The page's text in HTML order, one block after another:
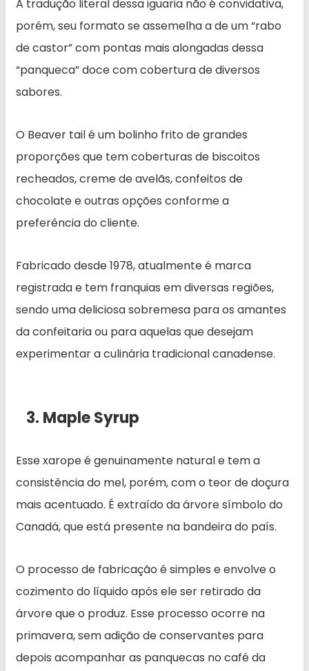
A tradução literal dessa iguaria não é convidativa,
porém, seu formato se assemelha a de um “rabo
de castor” com pontas mais alongadas dessa
“panqueca” doce com cobertura de diversos
sabores.
O Beaver tail é um bolinho frito de grandes
proporções que tem coberturas de biscoitos
recheados, creme de avelãs, confeitos de
chocolate e outras opções conforme a
preferência do cliente.
Fabricado desde 1978, atualmente é marca
registrada e tem franquias em diversas regiões,
sendo uma deliciosa sobremesa para os amantes
da confeitaria ou para aquelas que desejam
experimentar a culinária tradicional canadense.
3. Maple Syrup
Esse xarope é genuinamente natural e tem a
consistência do mel, porém, com o teor de doçura
mais acentuado. É extraído da árvore símbolo do
Canadá, que está presente na bandeira do país.
O processo de fabricação é simples e envolve o
cozimento do líquido após ele ser retirado da
árvore que o produz. Esse processo ocorre na
primavera, sem adição de conservantes para
depois acompanhar as panquecas no café da